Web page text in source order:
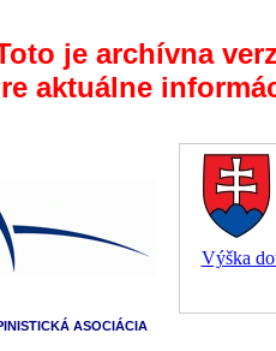
je archívna
aktuálne
Výška
ASOCIÁCIA